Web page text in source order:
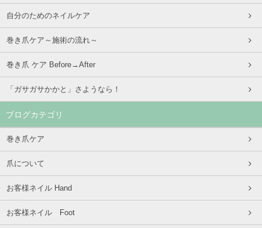
自分のためのネイルケア
巻き爪ケア～施術の流れ～
巻き爪 ケア Before→After
「ガサガサかかと」さようなら！
ブログカテゴリ
巻き爪ケア
爪について
お客様ネイル Hand
お客様ネイル Foot